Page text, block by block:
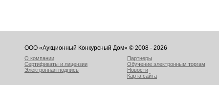
ООО «Аукционный Конкурсный Дом» © 2008 - 2026
О компании
Сертификаты и лицензии
Электронная подпись
Партнеры
Обучение электронным торгам
Новости
Карта сайта